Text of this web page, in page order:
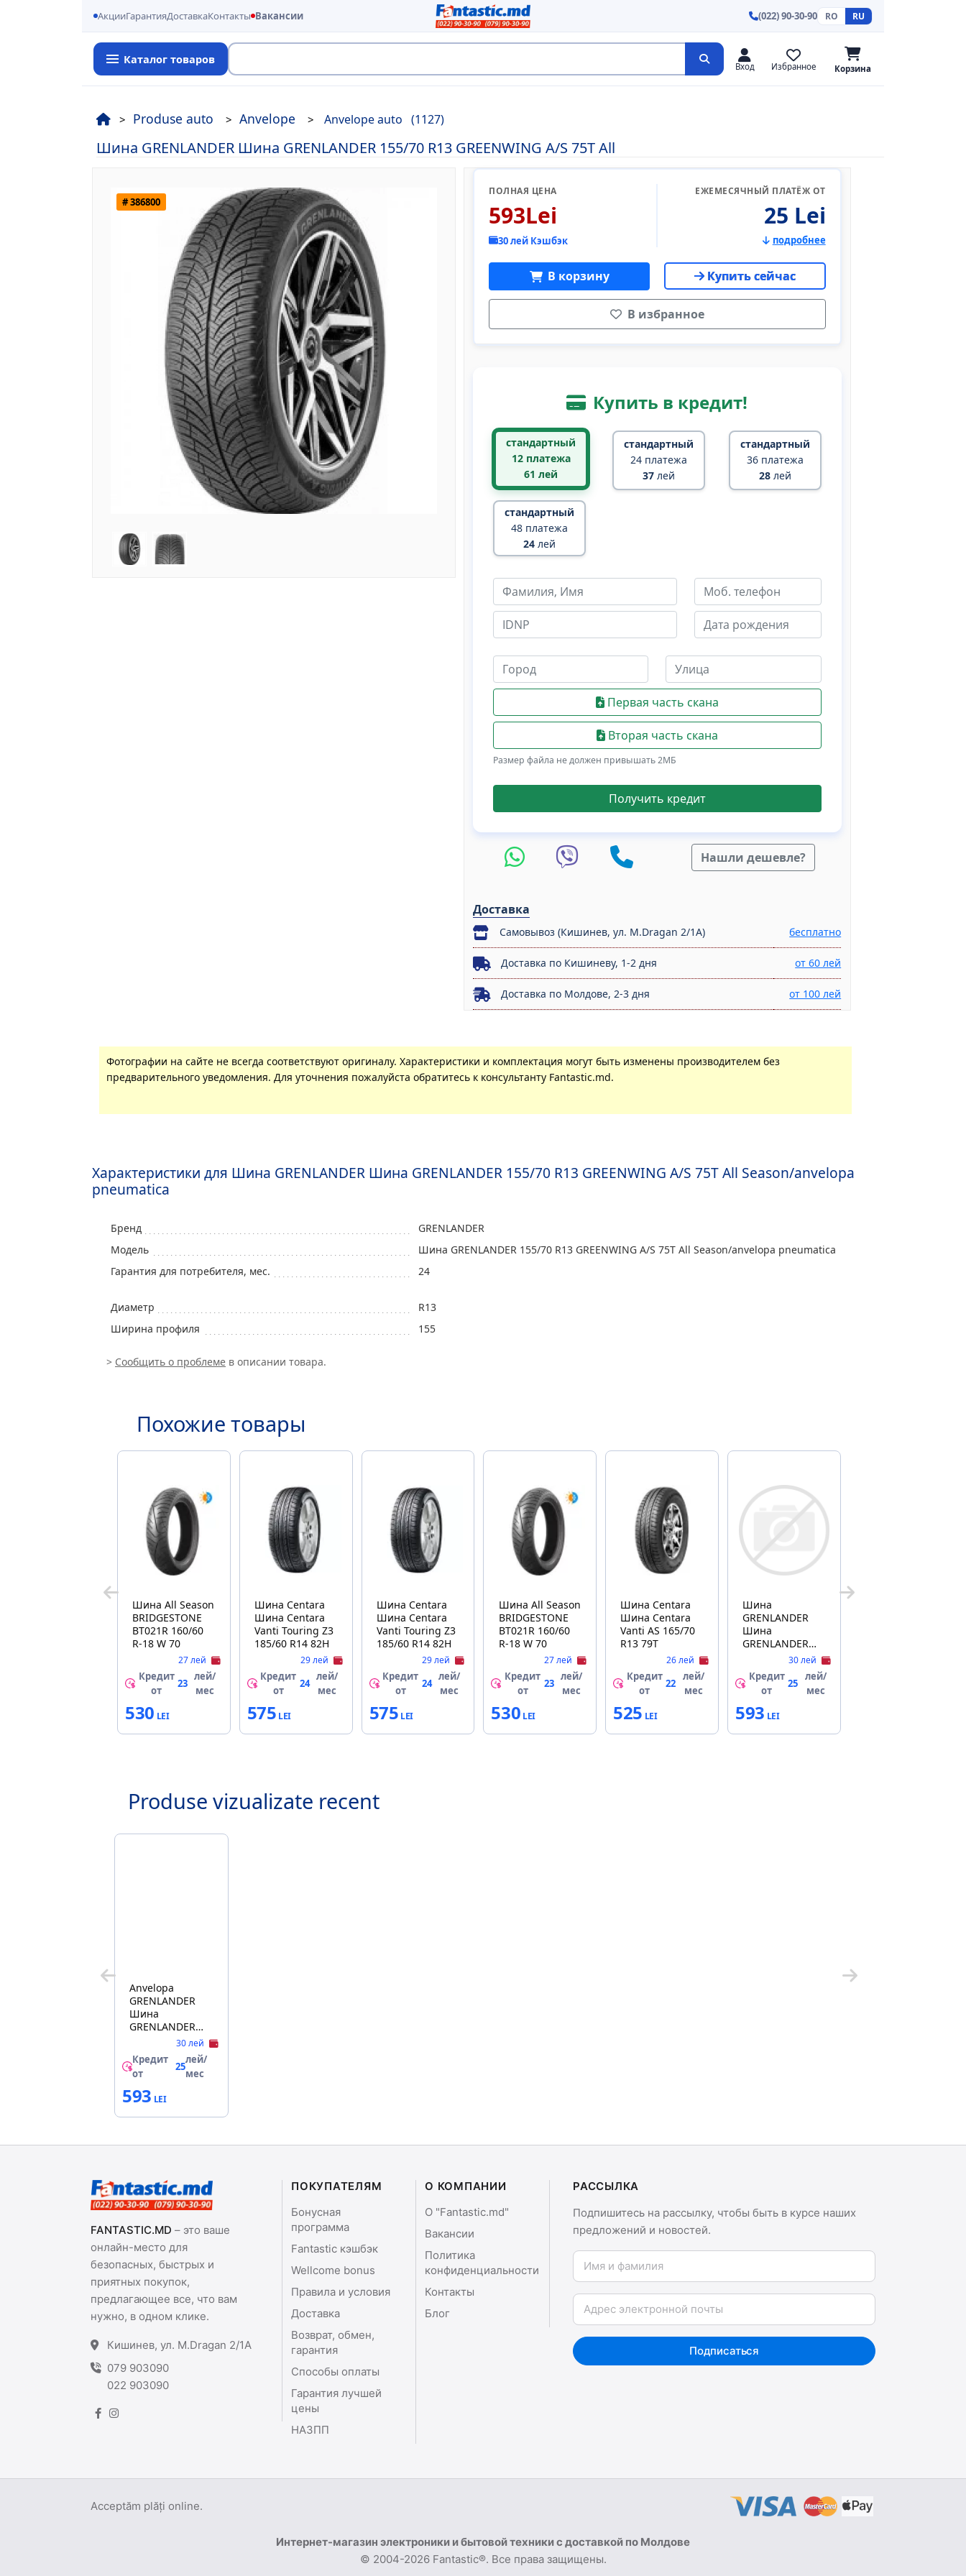
АкцииГарантияДоставкаКонтакты Вакансии (022) 90-30-90 RO RU
Каталог товаров
Вход Избранное Корзина
Produse auto Anvelope Anvelope auto (1127)
Шина GRENLANDER Шина GRENLANDER 155/70 R13 GREENWING A/S 75T All
# 386800
ПОЛНАЯ ЦЕНА
593Lei
30 лей Кэшбэк
ЕЖЕМЕСЯЧНЫЙ ПЛАТЁЖ ОТ
25 Lei
подробнее
В корзину Купить сейчас
В избранное
Купить в кредит!
стандартный
12 платежа
61 лей
стандартный
24 платежа
37лей
стандартный
36 платежа
28лей
стандартный
48 платежа
24 лей
Первая часть скана
Вторая часть скана
Размер файла не должен привышать 2МБ
Получить кредит
Нашли дешевле?
Доставка
Самовывоз (Кишинев, ул. M.Dragan 2/1A) бесплатно
Доставка по Кишиневу, 1-2 дня от 60 лей
Доставка по Молдове, 2-3 дня от 100 лей
Фотографии на сайте не всегда соответствуют оригиналу. Характеристики и комплектация могут быть изменены производителем без
предварительного уведомления. Для уточнения пожалуйста обратитесь к консультанту Fantastic.md.
Характеристики для Шина GRENLANDER Шина GRENLANDER 155/70 R13 GREENWING A/S 75T All Season/anvelopa
pneumatica
Бренд
GRENLANDER
Модель
Шина GRENLANDER 155/70 R13 GREENWING A/S 75T All Season/anvelopa pneumatica
Гарантия для потребителя, мес.
24
Диаметр
R13
Ширина профиля
155
> Сообщить о проблеме в описании товара.
Похожие товары
Шина All Season
BRIDGESTONE
BT021R 160/60
R-18 W 70
27 лей
Кредит
от
23
лей/
мес
530
Шина Centara
Шина Centara
Vanti Touring Z3
185/60 R14 82H
29 лей
Кредит
от
24
лей/
мес
575
Шина Centara
Шина Centara
Vanti Touring Z3
185/60 R14 82H
29 лей
Кредит
от
24
лей/
мес
575
Шина All Season
BRIDGESTONE
BT021R 160/60
R-18 W 70
27 лей
Кредит
от
23
лей/
мес
530
Шина Centara
Шина Centara
Vanti AS 165/70
R13 79T
26 лей
Кредит
от
22
лей/
мес
525
Шина
GRENLANDER
Шина
GRENLANDER
185/60 R15
COLO H02 88H
XL лето-
vara/anvelopa
pneumatica
30 лей
Кредит
от
25
лей/
мес
593
Produse vizualizate recent
Anvelopa
GRENLANDER
Шина
GRENLANDER
155/70 R13
GREENWING A/S
75T All
Season/anvelopa
pneumatica
30 лей
Кредит
от
25
лей/
мес
593
FANTASTIC.MD – это ваше
онлайн-место для
безопасных, быстрых и
приятных покупок,
предлагающее все, что вам
нужно, в одном клике.
Кишинев, ул. M.Dragan 2/1A
079 903090
022 903090
ПОКУПАТЕЛЯМ
Бонусная
программа
Fantastic кэшбэк
Wellcome bonus
Правила и условия
Доставка
Возврат, обмен,
гарантия
Способы оплаты
Гарантия лучшей
цены
НАЗПП
О КОМПАНИИ
О "Fantastic.md"
Вакансии
Политика
конфиденциальности
Контакты
Блог
РАССЫЛКА
Подпишитесь на рассылку, чтобы быть в курсе наших
предложений и новостей.
Имя и фамилия
Email
Подписаться
Acceptăm plăți online.
Интернет-магазин электроники и бытовой техники с доставкой по Молдове
© 2004-2026 Fantastic®. Все права защищены.